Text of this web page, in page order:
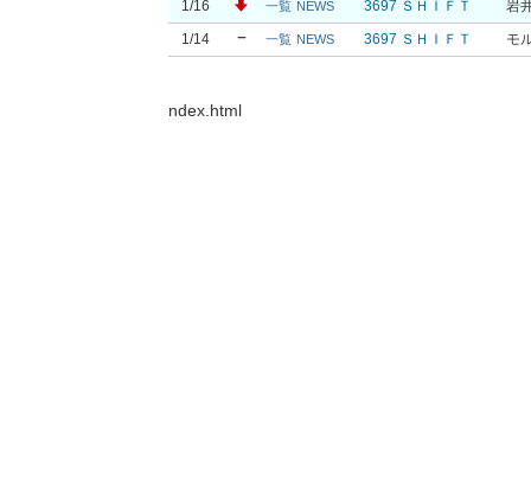
1/16
一覧 NEWS 3697 ＳＨＩＦＴ 岩
1/14
一覧 NEWS 3697 ＳＨＩＦＴ モ
ndex.html